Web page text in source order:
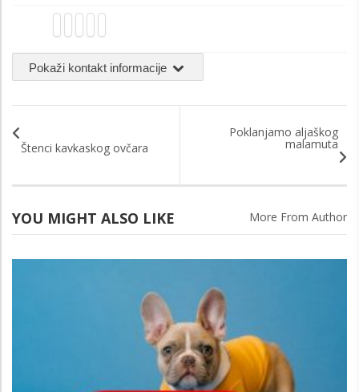
Pokaži kontakt informacije
Štenci kavkaskog ovčara
Poklanjamo aljaškog
malamuta
YOU MIGHT ALSO LIKE More From Author